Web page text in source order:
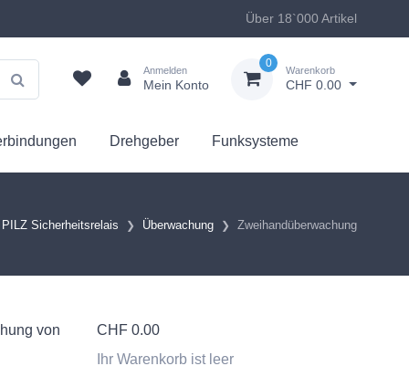
Über 18`000 Artikel
Anmelden
Mein Konto
0
Warenkorb
CHF 0.00
Drehgeber Funksysteme
PILZ Sicherheitsrelais Überwachung Zweihandüberwachung
von CHF 0.00
Ihr Warenkorb ist leer